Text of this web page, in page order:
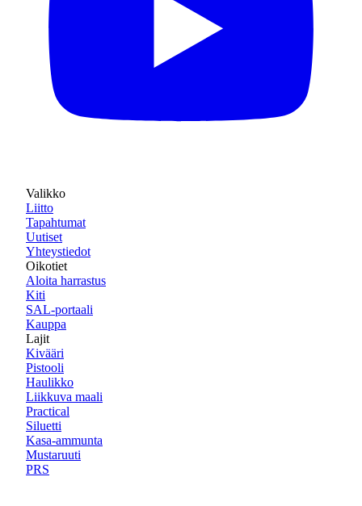
Valikko
Liitto
Tapahtumat
Uutiset
Yhteystiedot
Oikotiet
Aloita harrastus
Kiti
SAL-portaali
Kauppa
Lajit
Kivääri
Pistooli
Haulikko
Liikkuva maali
Practical
Siluetti
Kasa-ammunta
Mustaruuti
PRS